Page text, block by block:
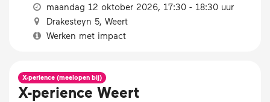
maandag 12 oktober 2026, 17:30 - 18:30 uur
Drakesteyn 5, Weert
Werken met impact
X-perience (meelopen bij)
X-perience Weert